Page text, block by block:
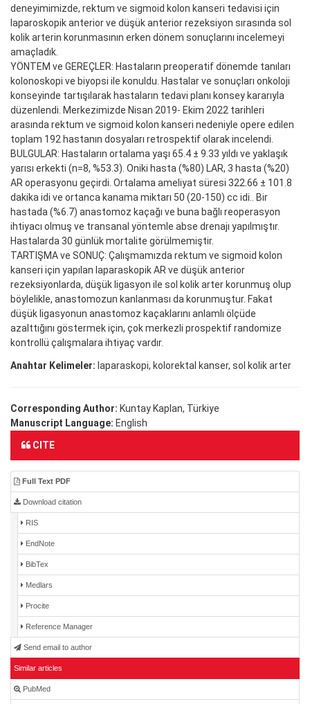
deneyimimizde, rektum ve sigmoid kolon kanseri tedavisi için
laparoskopik anterior ve düşük anterior rezeksiyon sırasında sol
kolik arterin korunmasının erken dönem sonuçlarını incelemeyi
amaçladık.
YÖNTEM ve GEREÇLER: Hastaların preoperatif dönemde tanıları
kolonoskopi ve biyopsi ile konuldu. Hastalar ve sonuçları onkoloji
konseyinde tartışılarak hastaların tedavi planı konsey kararıyla
düzenlendi. Merkezimizde Nisan 2019- Ekim 2022 tarihleri
arasında rektum ve sigmoid kolon kanseri nedeniyle opere edilen
toplam 192 hastanın dosyaları retrospektif olarak incelendi.
BULGULAR: Hastaların ortalama yaşı 65.4 ± 9.33 yıldı ve yaklaşık
yarısı erkekti (n=8, %53.3). Oniki hasta (%80) LAR, 3 hasta (%20)
AR operasyonu geçirdi. Ortalama ameliyat süresi 322.66 ± 101.8
dakika idi ve ortanca kanama miktarı 50 (20-150) cc idi.. Bir
hastada (%6.7) anastomoz kaçağı ve buna bağlı reoperasyon
ihtiyacı olmuş ve transanal yöntemle abse drenajı yapılmıştır.
Hastalarda 30 günlük mortalite görülmemiştir.
TARTIŞMA ve SONUÇ: Çalışmamızda rektum ve sigmoid kolon
kanseri için yapılan laparaskopik AR ve düşük anterior
rezeksiyonlarda, düşük ligasyon ile sol kolik arter korunmuş olup
böylelikle, anastomozun kanlanması da korunmuştur. Fakat
düşük ligasyonun anastomoz kaçaklarını anlamlı ölçüde
azalttığını göstermek için, çok merkezli prospektif randomize
kontrollü çalışmalara ihtiyaç vardır.
Anahtar Kelimeler: laparaskopi, kolorektal kanser, sol kolik arter
Corresponding Author: Kuntay Kaplan, Türkiye
Manuscript Language: English
CITE
Full Text PDF
Download citation
RIS
EndNote
BibTex
Medlars
Procite
Reference Manager
Send email to author
Similar articles
PubMed